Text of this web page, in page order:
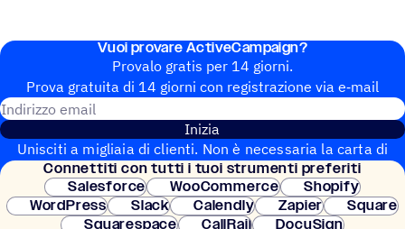
Vuoi provare ActiveCampaign?
Provalo gratis per 14 giorni.
Prova gratuita di 14 giorni con regi­stra­zione via e‑mail
Inizia
Unisciti a migliaia di clienti. Non è necessaria la carta di
credito. Configurazione istantanea.
Connet­titi con tutti i tuoi strumenti preferiti
Salesforce
WooCommerce
Shopify
WordPress
Slack Calendly Zapier
Square
Squarespace
CallRail
DocuSign